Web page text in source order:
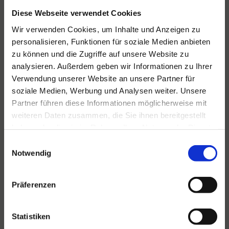
Diese Webseite verwendet Cookies
Wir verwenden Cookies, um Inhalte und Anzeigen zu
personalisieren, Funktionen für soziale Medien anbieten
zu können und die Zugriffe auf unsere Website zu
analysieren. Außerdem geben wir Informationen zu Ihrer
Verwendung unserer Website an unsere Partner für
soziale Medien, Werbung und Analysen weiter. Unsere
Partner führen diese Informationen möglicherweise mit
weiteren Daten zusammen, die Sie ihnen bereitgestellt
Notwendig
Präferenzen
Statistiken
Für alle Ihre Veranstaltungen
und Feste
Hansen Events ist Ihr Partner für
Veranstaltungen von groß bis klein.